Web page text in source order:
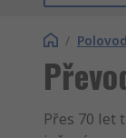
/
Přes 70 let